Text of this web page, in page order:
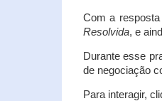
Com a
Resolvida, e
Durante esse
de negociação
Para interagir,